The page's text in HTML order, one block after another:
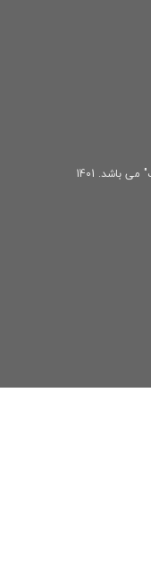
1401